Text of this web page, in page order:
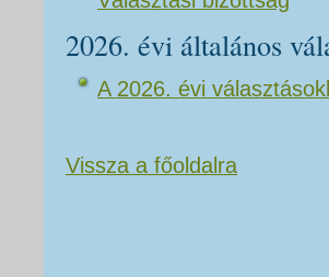
2026. évi általános
A 2026. évi
Vissza a főoldalra